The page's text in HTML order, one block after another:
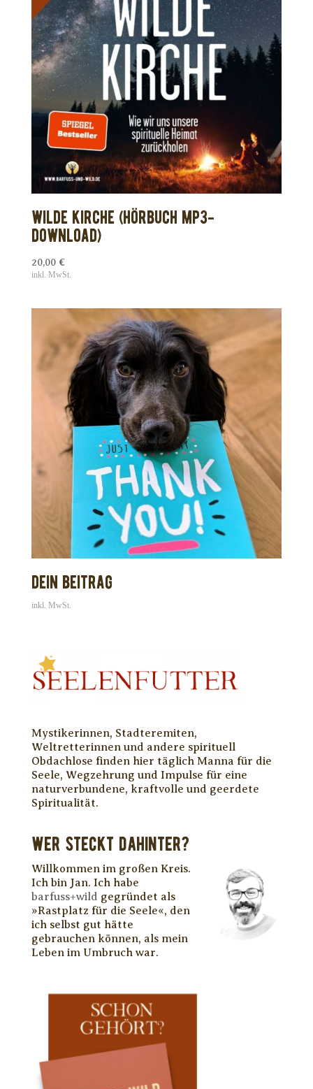
Wilde Kirche (HÖRBUCH MP3-
DOWNLOAD)
20,00 €
inkl. MwSt.
Dein Beitrag
inkl. MwSt.
Mystikerinnen, Stadteremiten,
Weltretterinnen und andere spirituell
Obdachlose finden hier täglich Manna für die
Seele, Wegzehrung und Impulse für eine
naturverbundene, kraftvolle und geerdete
Spiritualität.
WER STECKT DAHINTER?
Willkommen im großen Kreis.
Ich bin Jan. Ich habe
barfuss+wild gegründet als
»Rastplatz für die Seele«, den
ich selbst gut hätte
gebrauchen können, als mein
Leben im Umbruch war.